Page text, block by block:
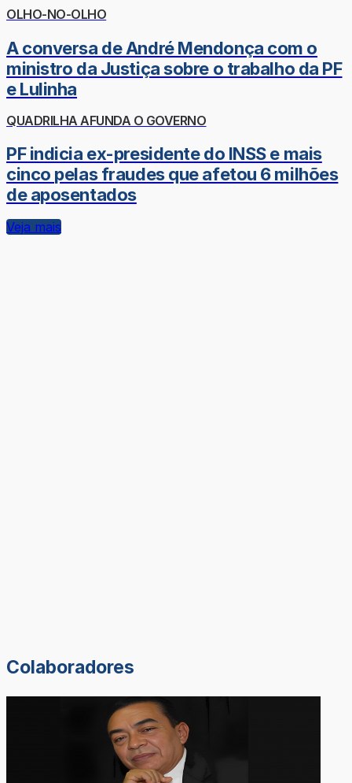
OLHO-NO-OLHO
A conversa de André Mendonça com o
ministro da Justiça sobre o trabalho da PF
e Lulinha
QUADRILHA AFUNDA O GOVERNO
PF indicia ex-presidente do INSS e mais
cinco pelas fraudes que afetou 6 milhões
de aposentados
Veja mais
Colaboradores